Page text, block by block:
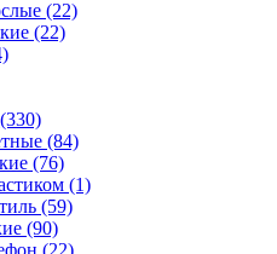
(22)
(22)
(84)
(76)
(1)
(59)
(90)
(22)